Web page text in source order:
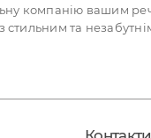
компанію вашим
та